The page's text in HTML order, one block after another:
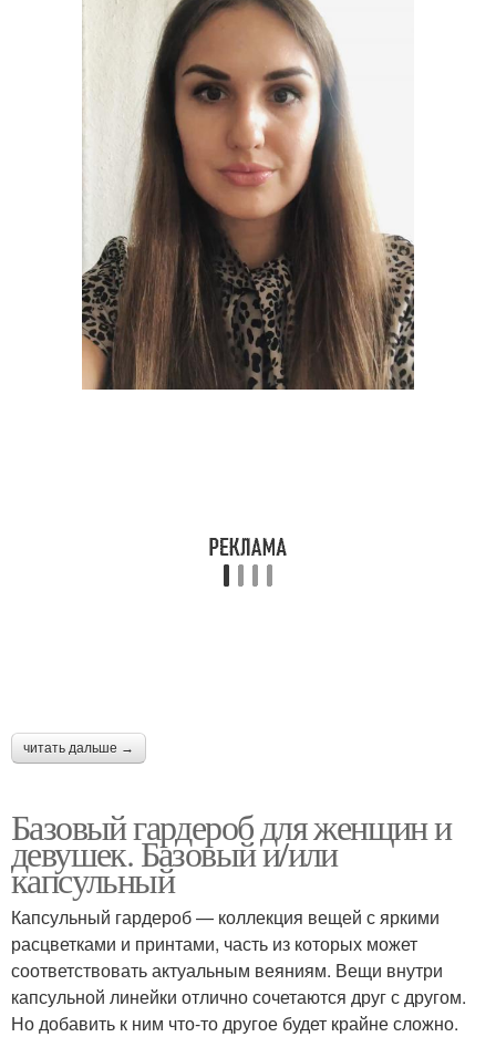
читать дальше →
Базовый гардероб для женщин и
девушек. Базовый и/или
капсульный
Капсульный гардероб — коллекция вещей с яркими
расцветками и принтами, часть из которых может
соответствовать актуальным веяниям. Вещи внутри
капсульной линейки отлично сочетаются друг с другом.
Но добавить к ним что-то другое будет крайне сложно.